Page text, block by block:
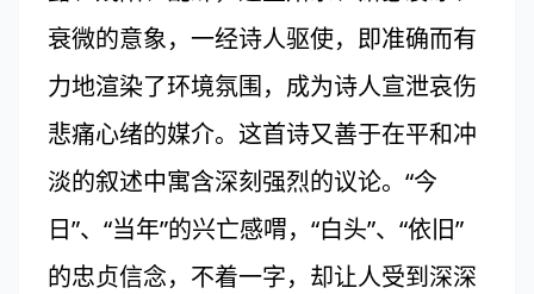
衰微的意象，一经诗人驱使，即准确而有
力地渲染了环境氛围，成为诗人宣泄哀伤
悲痛心绪的媒介。这首诗又善于在平和冲
淡的叙述中寓含深刻强烈的议论。“今
日”、“当年”的兴亡感喟，“白头”、“依旧”
的忠贞信念，不着一字，却让人受到深深